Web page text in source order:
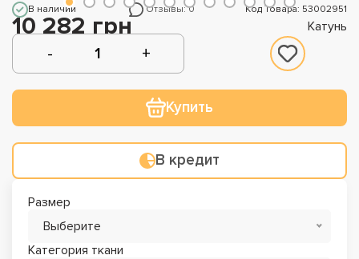
В наличии Отзывы: 0 Код Товара: 53002951
10 282 грн Катунь
Купить
В кредит
Размер
Выберите
Категория ткани